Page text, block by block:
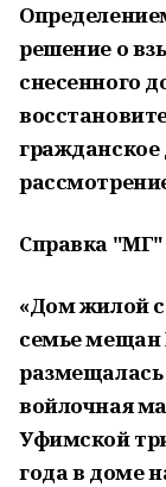
решение о
снесенного
гражданское
Справка "МГ"
«Дом жилой
семье мещан
размещалась
войлочная
Уфимской
года в доме